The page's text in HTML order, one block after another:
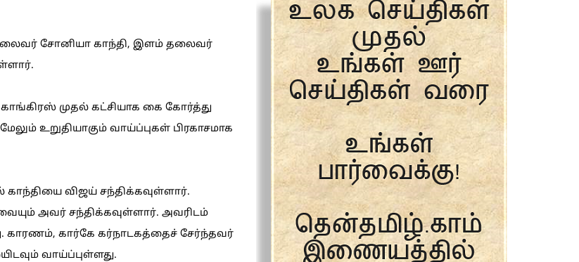
சோனியா காந்தி, இளம் தலைவர்
காங்கிரஸ் முதல் கட்சியாக கை கோர்த்து
உறுதியாகும் வாய்ப்புகள் பிரகாசமாக
விஜய் சந்திக்கவுள்ளார்.
அவர் சந்திக்கவுள்ளார். அவரிடம்
காரணம், கார்கே கர்நாடகத்தைச் சேர்ந்தவர்
வாய்ப்புள்ளது.